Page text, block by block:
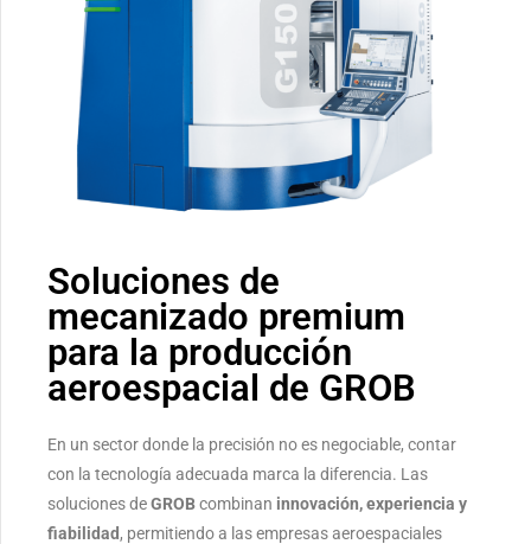
Soluciones de
mecanizado premium
para la producción
aeroespacial de GROB
En un sector donde la precisión no es negociable, contar
con la tecnología adecuada marca la diferencia. Las
soluciones deGROBcombinan innovación, experiencia y
fiabilidad , permitiendo a las empresas aeroespaciales